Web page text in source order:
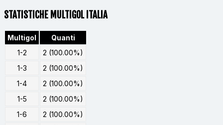
STATISTICHE MULTIGOL ITALIA
Multigol
Quanti
1-2
2 (100.00%)
1-3
2 (100.00%)
1-4
2 (100.00%)
1-5
2 (100.00%)
1-6
2 (100.00%)